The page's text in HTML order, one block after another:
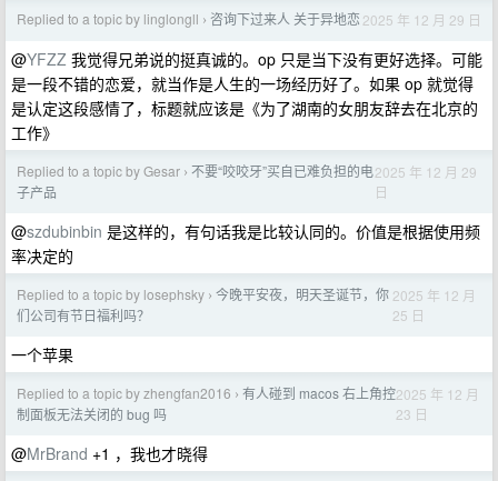
Replied to a topic by linglongll › 咨询下过来人 关于异地恋 2025 年 12 月 29 日
@YFZZ 我觉得兄弟说的挺真诚的。op 只是当下没有更好选择。可能
是一段不错的恋爱，就当作是人生的一场经历好了。如果 op 就觉得
是认定这段感情了，标题就应该是《为了湖南的女朋友辞去在北京的
工作》
Replied to a topic by Gesar › 不要“咬咬牙”买自已难负担的电
子产品
2025 年 12 月 29
日
@szdubinbin 是这样的，有句话我是比较认同的。价值是根据使用频
率决定的
Replied to a topic by losephsky › 今晚平安夜，明天圣诞节，你
们公司有节日福利吗？
2025 年 12 月
25 日
一个苹果
Replied to a topic by zhengfan2016 › 有人碰到 macos 右上角控
制面板无法关闭的 bug 吗
2025 年 12 月
23 日
@MrBrand +1 ，我也才晓得